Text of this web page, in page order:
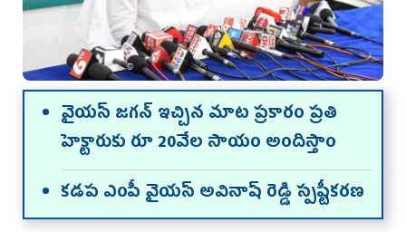
వైయ‌స్ జ‌గ‌న్ ఇచ్చిన మాట ప్ర‌కారం ప్రతి
హెక్టారుకు రూ 20వేల సాయం అందిస్తాం
క‌డ‌ప ఎంపీ వైయ‌స్ అవినాష్ రెడ్డి స్ప‌ష్టీక‌ర‌ణ‌